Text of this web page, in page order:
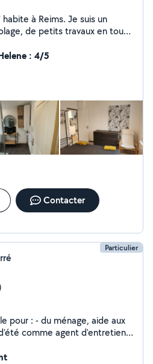
à Reims. Je suis un
de petits travaux en tout
: 4/5
Contacter
Particulier
pour : - du ménage, aide aux
comme agent d'entretien à
pour le primaire (toutes